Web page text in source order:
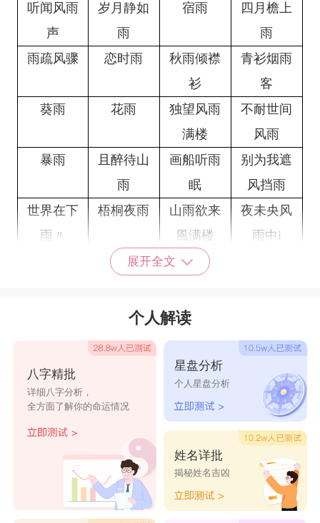
听闻风雨
声
岁月静如
雨
宿雨
四月檐上
雨
雨疏风骤
恋时雨
秋雨倾襟
衫
青衫烟雨
客
葵雨
花雨
独望风雨
满楼
不耐世间
风雨
暴雨
且醉待山
雨
画船听雨
眠
别为我遮
风挡雨
世界在下
雨〃
梧桐夜雨
山雨欲来
風满楼
夜未央风
雨中i
关于雨的网名唯美网名
分手是淋
雨落也无声 夏疏雨
烟雨里
煙雨寒伊
人醉!
雨落雨兮 风雨过后
煙雨寒伊
深雨燕紛
飛
雨幕丅の邂
逅
春雨绵绵
╰
紫樱雨べ 过云雨
雨dē印記
展开全文
个人解读
八字精批
详细八字分析，
全方面了解你的命运情况
星盘分析
个人星盘分析
姓名详批
揭秘姓名吉凶